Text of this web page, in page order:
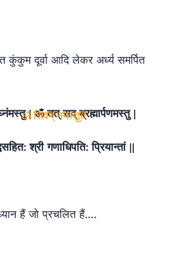
दूर्वा आदि लेकर अर्ध्य समर्पित
| ॐ तत् सद् ब्रह्मार्पणमस्तु |
श्री गणाधिपति: प्रियान्तां ||
हैं जो प्रचलित हैं….
ॐ शिवम् नमस्तुते